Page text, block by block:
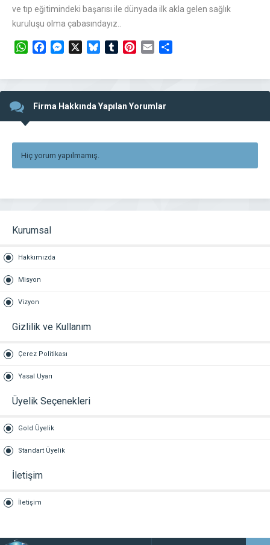
ve tıp eğitimindeki başarısı ile dünyada ilk akla gelen sağlık
kuruluşu olma çabasındayız..
WhatsAppFacebookMessengerBlueskyTumblrPinterest
Email
Firma Hakkında Yapılan Yorumlar
Hiç yorum yapılmamış.
Kurumsal
Hakkımızda
Misyon
Vizyon
Gizlilik ve Kullanım
Çerez Politikası
Yasal Uyarı
Üyelik Seçenekleri
Gold Üyelik
Standart Üyelik
İletişim
İletişim